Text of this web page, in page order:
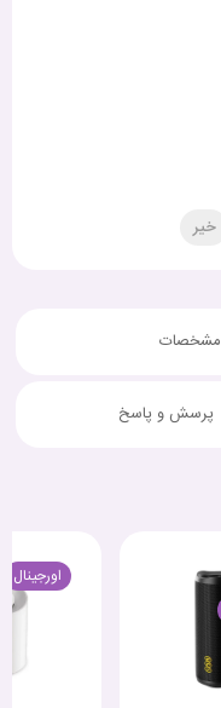
خیر
مشخصات
پرسش و پاسخ
اورجینال